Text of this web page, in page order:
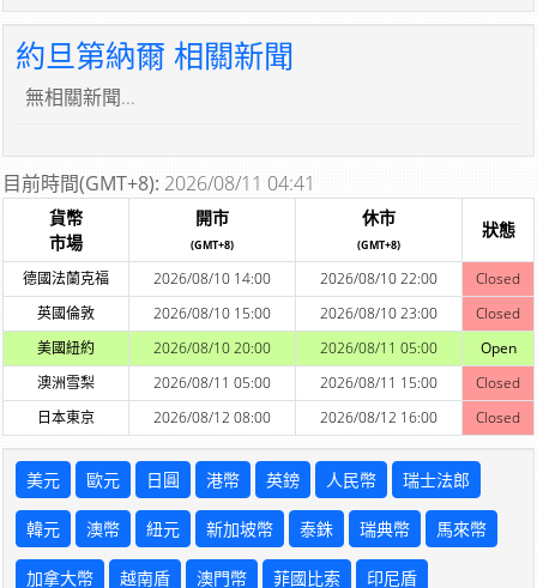
約旦第納爾 相關新聞
無相關新聞...
目前時間(GMT+8): 2026/08/11 04:41
貨幣
市場
開市
(GMT+8)
休市
(GMT+8)
狀態
德國法蘭克福 2026/08/10 14:00 2026/08/10 22:00
Closed
英國倫敦
2026/08/10 15:00 2026/08/10 23:00
Closed
美國紐約
2026/08/10 20:00 2026/08/11 05:00
Open
澳洲雪梨
2026/08/11 05:00 2026/08/11 15:00
Closed
日本東京
2026/08/12 08:00 2026/08/12 16:00 Closed
美元 歐元 日圓 港幣 英鎊 人民幣 瑞士法郎
韓元 澳幣 紐元 新加坡幣 泰銖 瑞典幣 馬來幣
加拿大幣 越南盾 澳門幣 菲國比索 印尼盾